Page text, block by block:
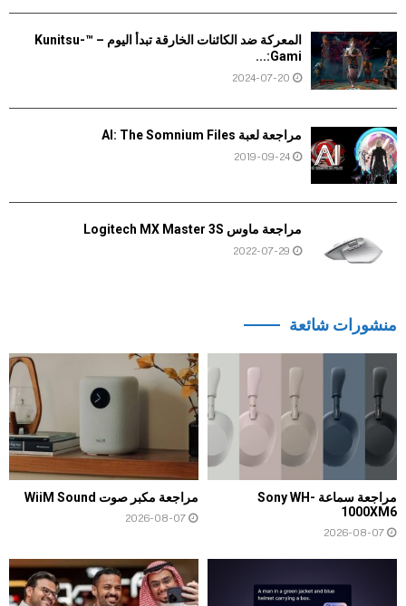
المعركة ضد الكائنات الخارقة تبدأ اليوم – ™Kunitsu-
Gami:...
2024-07-20
مراجعة لعبة AI: The Somnium Files
2019-09-24
مراجعة ماوس Logitech MX Master 3S
2022-07-29
منشورات شائعة
مراجعة سماعة Sony WH-
1000XM6
2026-08-07
مراجعة مكبر صوت WiiM Sound
2026-08-07